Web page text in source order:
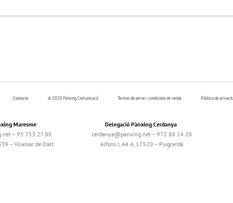
Contacte © 2020 Pànxing Comunicacó Termes de servei i condicions de venda Pólitica de
Maresme
– 93 753 27 08
– Vilassar de Dalt
Delegació Pànxing Cerdanya
cerdanya@panxing.net – 972 88 24 28
Alfons I, 44 A, 17520 – Puigcerdà